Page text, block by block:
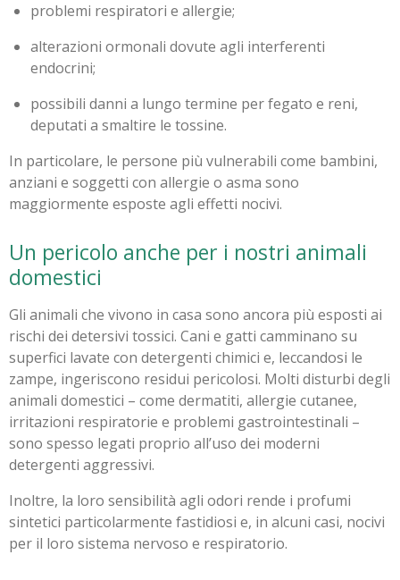
problemi respiratori e allergie;
alterazioni ormonali dovute agli interferenti
endocrini;
possibili danni a lungo termine per fegato e reni,
deputati a smaltire le tossine.
In particolare, le persone più vulnerabili come bambini,
anziani e soggetti con allergie o asma sono
maggiormente esposte agli effetti nocivi.
Un pericolo anche per i nostri animali
domestici
Gli animali che vivono in casa sono ancora più esposti ai
rischi dei detersivi tossici. Cani e gatti camminano su
superfici lavate con detergenti chimici e, leccandosi le
zampe, ingeriscono residui pericolosi. Molti disturbi degli
animali domestici – come dermatiti, allergie cutanee,
irritazioni respiratorie e problemi gastrointestinali –
sono spesso legati proprio all’uso dei moderni
detergenti aggressivi.
Inoltre, la loro sensibilità agli odori rende i profumi
sintetici particolarmente fastidiosi e, in alcuni casi, nocivi
per il loro sistema nervoso e respiratorio.